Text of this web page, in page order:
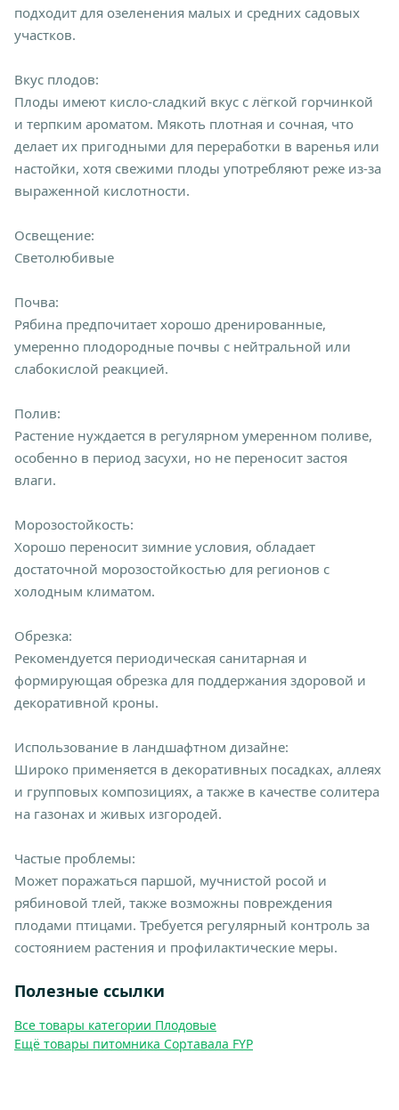
подходит для озеленения малых и средних садовых
участков.
Вкус плодов:
Плоды имеют кисло-сладкий вкус с лёгкой горчинкой
и терпким ароматом. Мякоть плотная и сочная, что
делает их пригодными для переработки в варенья или
настойки, хотя свежими плоды употребляют реже из-за
выраженной кислотности.
Освещение:
Светолюбивые
Почва:
Рябина предпочитает хорошо дренированные,
умеренно плодородные почвы с нейтральной или
слабокислой реакцией.
Полив:
Растение нуждается в регулярном умеренном поливе,
особенно в период засухи, но не переносит застоя
влаги.
Морозостойкость:
Хорошо переносит зимние условия, обладает
достаточной морозостойкостью для регионов с
холодным климатом.
Обрезка:
Рекомендуется периодическая санитарная и
формирующая обрезка для поддержания здоровой и
декоративной кроны.
Использование в ландшафтном дизайне:
Широко применяется в декоративных посадках, аллеях
и групповых композициях, а также в качестве солитера
на газонах и живых изгородей.
Частые проблемы:
Может поражаться паршой, мучнистой росой и
рябиновой тлей, также возможны повреждения
плодами птицами. Требуется регулярный контроль за
состоянием растения и профилактические меры.
Полезные ссылки
Все товары категории Плодовые
Ещё товары питомника Сортавала FYP